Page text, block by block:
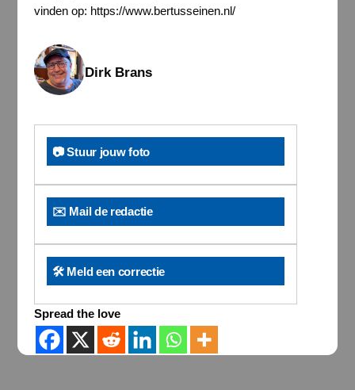
vinden op: https://www.bertusseinen.nl/
Dirk Brans
📷 Stuur jouw foto
✉️ Mail de redactie
🛠️ Meld een correctie
Spread the love